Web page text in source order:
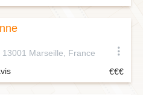
Marseille, France